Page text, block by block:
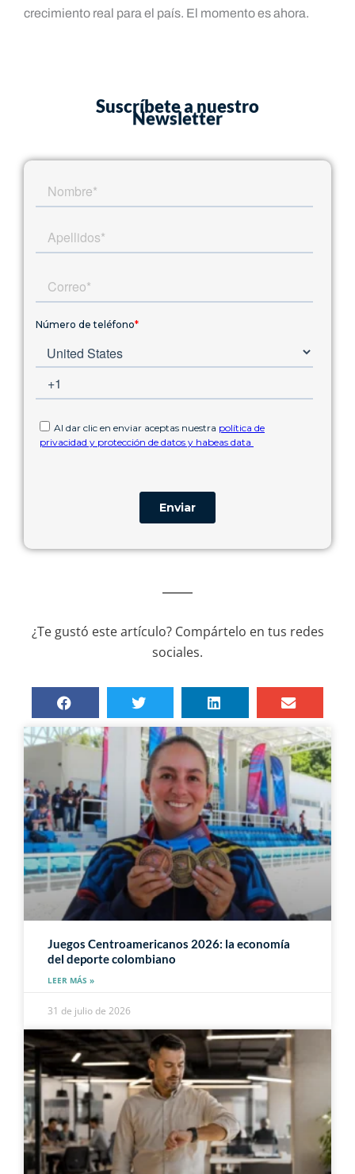
crecimiento real para el país. El momento es ahora.
Suscríbete a nuestro
Newsletter
¿Te gustó este artículo? Compártelo en tus redes
sociales.
Juegos Centroamericanos 2026: la economía
del deporte colombiano
LEER MÁS »
31 de julio de 2026